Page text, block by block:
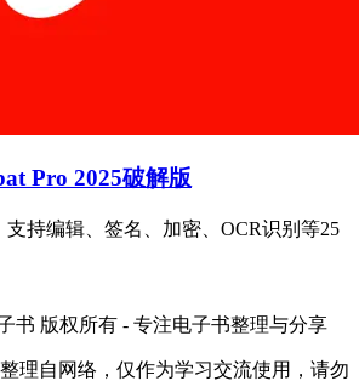
Pro 2025破解版
支持编辑、签名、加密、OCR识别等25
书 版权所有 - 专注电子书整理与分享
理自网络，仅作为学习交流使用，请勿